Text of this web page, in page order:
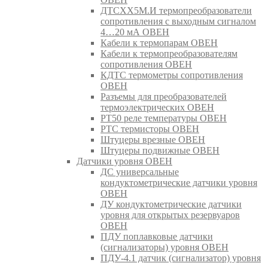
ДТСХХ5М.И термопреобразователи
сопротивления с выходным сигналом
4…20 мА ОВЕН
Кабели к термопарам ОВЕН
Кабели к термопреобразователям
сопротивления ОВЕН
КДТС термометры сопротивления
ОВЕН
Разъемы для преобразователей
термоэлектрических ОВЕН
РТ50 реле температуры ОВЕН
РТС термисторы ОВЕН
Штуцеры врезные ОВЕН
Штуцеры подвижные ОВЕН
Датчики уровня ОВЕН
ДС универсальные
кондуктометрические датчики уровня
ОВЕН
ДУ кондуктометрические датчики
уровня для открытых резервуаров
ОВЕН
ПДУ поплавковые датчики
(сигнализаторы) уровня ОВЕН
ПДУ-4.1 датчик (сигнализатор) уровня